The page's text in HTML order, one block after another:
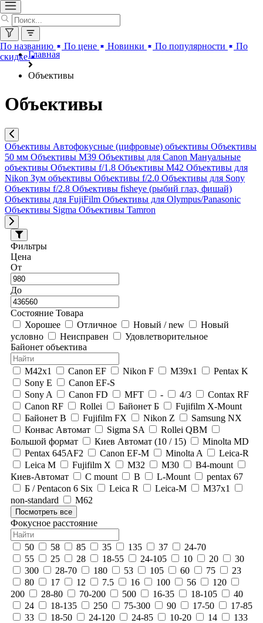
Главная
Объективы
По названию По цене Новинки По популярности
По
скидке
Объективы
Объективы Автофокусные (цифровые) объективы Объективы
50 мм Объективы M39 Объективы для Canon Мануальные
объективы Объективы f/1.8 Объективы M42 Объективы для
Nikon Зум объективы Объективы f/2.0 Объективы для Sony
Объективы f/2.8 Объективы fisheye (рыбий глаз, фишай)
Объективы для FujiFilm Объективы для Olympus/Panasonic
Объективы Sigma Объективы Tamron
Фильтры
Цена
От
До
Состояние Товара
Хорошее
Отличное Новый / new
Новый
условно
Неисправен
Удовлетворительное
Байонет объектива
M42x1 Canon EF Nikon F M39x1
Pentax K
Sony E
Canon EF-S
Sony A
Canon FD MFT - 4/3
Contax RF
Canon RF
Rollei Байонет Б
Fujifilm X-Mount
Байонет В
Fujifilm FX Nikon Z
Samsung NX
Конвас Автомат
Sigma SA
Rollei QBM
Большой формат
Киев Автомат (10 / 15)
Minolta MD
Pentax 645AF2
Canon EF-M Minolta A
Leica-R
Leica M
Fujifilm X М32 М30
B4-mount
Киев-Автомат
C mount В L-Mount
pentax 67
Б / Pentacon 6 Six
Leica R Leica-M
M37x1
non-standard
М62
Посмотреть все
Фокусное расстояние
50 58 85 35 135 37
24-70
55
25 28 18-55 24-105 10 20
30
300
28-70 180 53 105 60 75
23
80
17 12 7.5 16 100 56
120
200
28-80 70-200 500 16-35 18-105
40
24
18-135 250 75-300 90 17-50
17-85
33
18-50 24-120 24-85 10-20 14
133